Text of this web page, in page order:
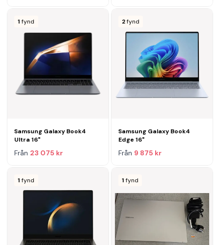
1 fynd
Samsung Galaxy Book4
Ultra 16"
Från 23 075 kr
2 fynd
Samsung Galaxy Book4
Edge 16"
Från 9 875 kr
1 fynd 1 fynd